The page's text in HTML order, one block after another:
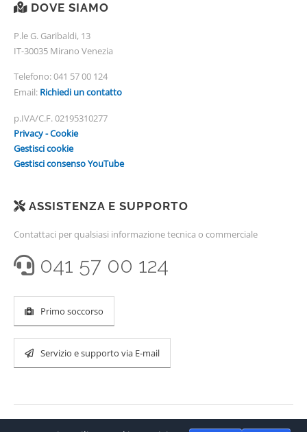
DOVE SIAMO
P.le G. Garibaldi, 13
IT-30035 Mirano Venezia
Telefono:041 57 00 124
Email: Richiedi un contatto
p.IVA/C.F. 02195310277
Privacy - Cookie
Gestisci cookie
Gestisci consenso YouTube
ASSISTENZA E SUPPORTO
Contattaci per qualsiasi informazione tecnica o commerciale
041 57 00 124
Primo soccorso
Servizio e supporto via E-mail